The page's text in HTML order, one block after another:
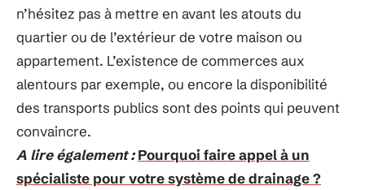
n’hésitez pas à mettre en avant les atouts du
quartier ou de l’extérieur de votre maison ou
appartement. L’existence de commerces aux
alentours par exemple, ou encore la disponibilité
des transports publics sont des points qui peuvent
convaincre.
A lire également : Pourquoi faire appel à un
spécialiste pour votre système de drainage ?